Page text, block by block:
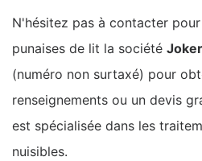
N'hésitez pas à contacter
punaises de lit la société
(numéro non surtaxé) pour
renseignements ou un devis
est spécialisée dans les
nuisibles.